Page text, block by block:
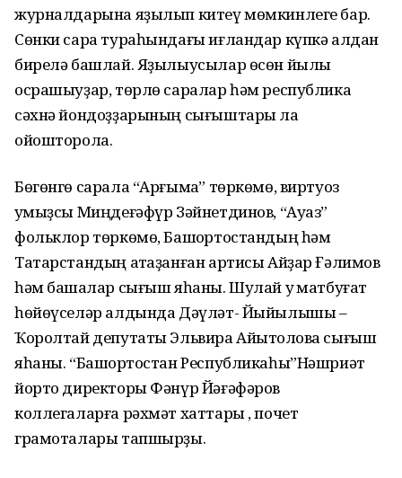
журналдарына яҙылып китеү мөмкинлеге бар.
Сөнки сара тураһындағы иғландар күпкә алдан
бирелә башлай. Яҙылыусылар өсөн йылы
осрашыуҙар, төрлө саралар һәм республика
сәхнә йондоҙҙарының сығыштары ла
ойошторола.
Бөгөнгө сарала “Арғымаҡ” төркөмө, виртуоз
ҡумыҙсы Миңдеғәфүр Зәйнетдинов, “Ауаз”
фольклор төркөмө, Башҡортостандың һәм
Татарстандың атҡаҙанған артисы Айҙар Ғәлимов
һәм башҡалар сығыш яһаны. Шулай уҡ матбуғат
һөйөүселәр алдында Дәүләт- Йыйылышы –
Ҡоролтай депутаты Эльвира Айытҡолова сығыш
яһаны. “Башҡортостан Республикаһы”Нәшриәт
йорто директоры Фәнүр Йәғәфәров
коллегаларға рәхмәт хаттары , почет
грамоталары тапшырҙы.